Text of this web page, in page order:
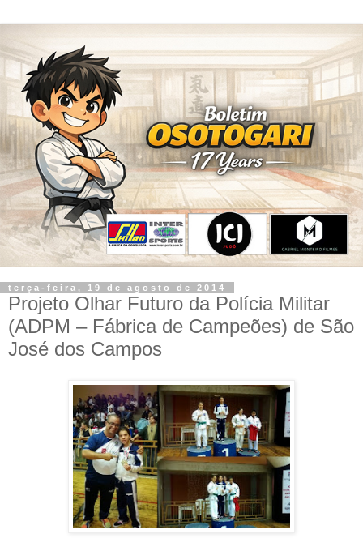
terça-feira, 19 de agosto de 2014
Projeto Olhar Futuro da Polícia Militar
(ADPM – Fábrica de Campeões) de São
José dos Campos